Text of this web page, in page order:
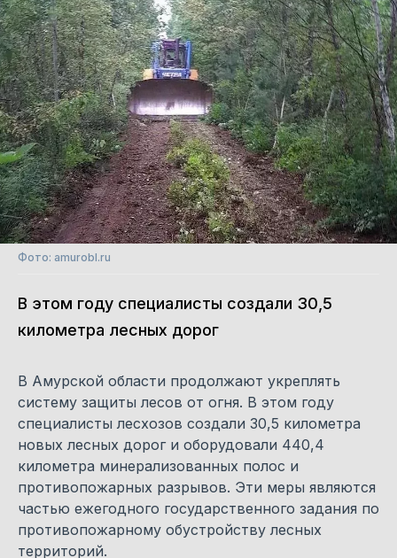
Фото: amurobl.ru
В этом году специалисты создали 30,5
километра лесных дорог
В Амурской области продолжают укреплять
систему защиты лесов от огня. В этом году
специалисты лесхозов создали 30,5 километра
новых лесных дорог и оборудовали 440,4
километра минерализованных полос и
противопожарных разрывов. Эти меры являются
частью ежегодного государственного задания по
противопожарному обустройству лесных
территорий.